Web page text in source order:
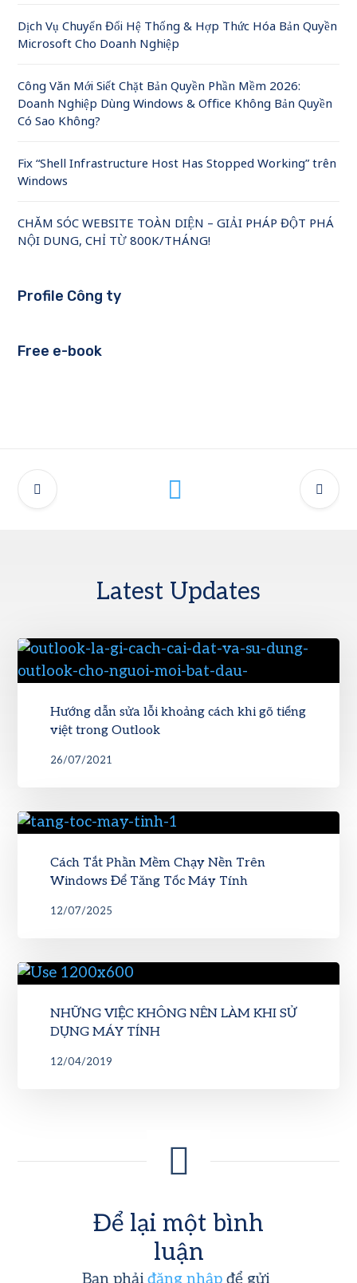
Dịch Vụ Chuyển Đổi Hệ Thống & Hợp Thức Hóa Bản Quyền
Microsoft Cho Doanh Nghiệp
Công Văn Mới Siết Chặt Bản Quyền Phần Mềm 2026:
Doanh Nghiệp Dùng Windows & Office Không Bản Quyền
Có Sao Không?
Fix “Shell Infrastructure Host Has Stopped Working” trên
Windows
CHĂM SÓC WEBSITE TOÀN DIỆN – GIẢI PHÁP ĐỘT PHÁ
NỘI DUNG, CHỈ TỪ 800K/THÁNG!
Profile Công ty
Free e-book
Latest Updates
Hướng dẫn sửa lỗi khoảng cách khi gõ tiếng
việt trong Outlook
26/07/2021
Cách Tắt Phần Mềm Chạy Nền Trên
Windows Để Tăng Tốc Máy Tính
12/07/2025
NHỮNG VIỆC KHÔNG NÊN LÀM KHI SỬ
DỤNG MÁY TÍNH
12/04/2019
Để lại một bình
luận